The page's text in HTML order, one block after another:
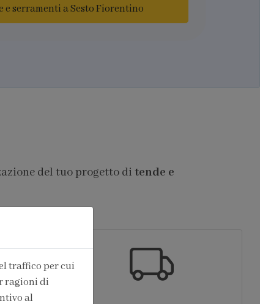
e serramenti a Sesto Fiorentino
del tuo progetto di tende e
traffico per cui
ragioni di
al